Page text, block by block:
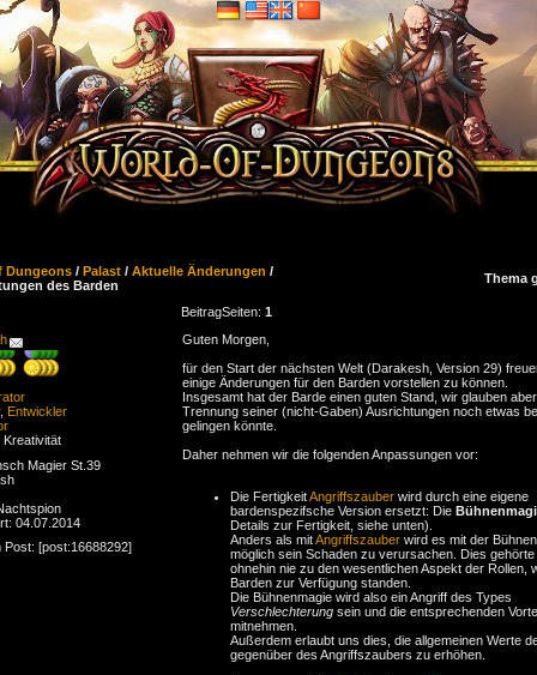
Dungeons / Palast / Aktuelle Änderungen /
des Barden
Thema
BeitragSeiten: 1
, Entwickler
Kreativität
Magier St.39
04.07.2014
Post: [post:16688292]
Guten Morgen,
für den Start der nächsten Welt (Darakesh, Version 29)
einige Änderungen für den Barden vorstellen zu können.
Insgesamt hat der Barde einen guten Stand, wir glauben
Trennung seiner (nicht-Gaben) Ausrichtungen noch etwas
gelingen könnte.
Daher nehmen wir die folgenden Anpassungen vor:
Die FertigkeitAngriffszauber wird durch eine eigene
bardenspezifsche Version ersetzt: Die
Details zur Fertigkeit, siehe unten).
Anders als mitAngriffszauber wird es mit der
möglich sein Schaden zu verursachen. Dies gehörte
ohnehin nie zu den wesentlichen Aspekt der Rollen,
Barden zur Verfügung standen.
Die Bühnenmagie wird also ein Angriff des Types
Verschlechterung sein und die entsprechenden
mitnehmen.
Außerdem erlaubt uns dies, die allgemeinen Werte
gegenüber des Angriffszaubers zu erhöhen.